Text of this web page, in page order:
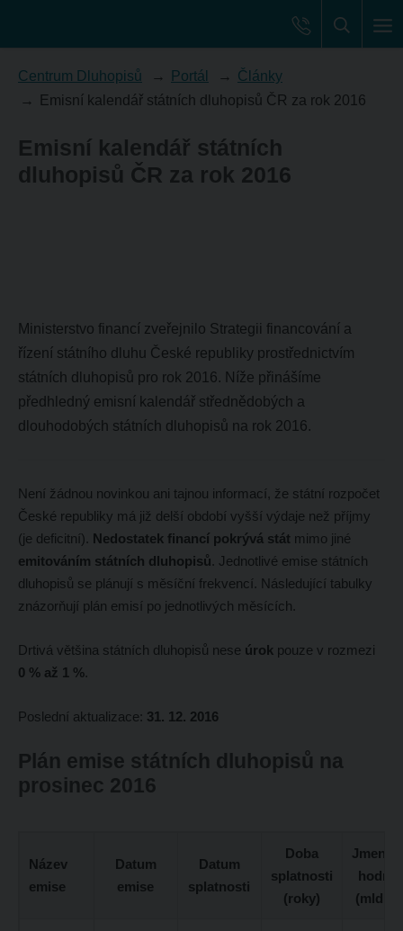
Centrum Dluhopisů Portál
Články
Emisní kalendář státních dluhopisů ČR za rok 2016
Emisní kalendář státních
dluhopisů ČR za rok 2016
Ministerstvo financí zveřejnilo Strategii financování a
řízení státního dluhu České republiky prostřednictvím
státních dluhopisů pro rok 2016. Níže přinášíme
předhledný emisní kalendář střednědobých a
dlouhodobých státních dluhopisů na rok 2016.
Není žádnou novinkou ani tajnou informací, že státní rozpočet
České republiky má již delší období vyšší výdaje než příjmy
(je deficitní). Nedostatek financí pokrývá stát mimo jiné
emitováním státních dluhopisů. Jednotlivé emise státních
dluhopisů se plánují s měsíční frekvencí. Následující tabulky
znázorňují plán emisí po jednotlivých měsících.
Drtivá většina státních dluhopisů nese úrok pouze v rozmezi
0 % až 1 %.
Poslední aktualizace: 31. 12. 2016
Plán emise státních dluhopisů na
prosinec 2016
Název
emise
Datum
emise
Datum
splatnosti
Doba
splatnosti
(roky)
(mld.